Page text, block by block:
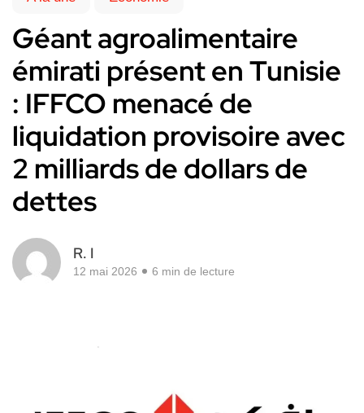
Géant agroalimentaire
émirati présent en Tunisie
: IFFCO menacé de
liquidation provisoire avec
2 milliards de dollars de
dettes
R. I
12 mai 2026 6 min de lecture